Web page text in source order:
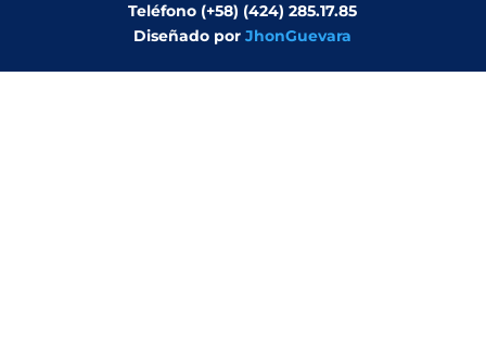
Teléfono (+58) (424) 285.17.85
Diseñado porJhonGuevara